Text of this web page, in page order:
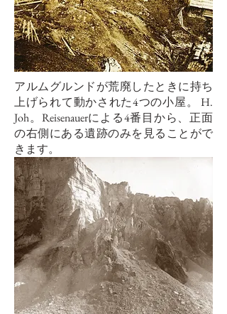
アルムグルンドが荒廃したときに持ち
上げられて動かされた4つの小屋。 H.
Joh。Reisenauerによる4番目から、正面
の右側にある遺跡のみを見ることがで
きます。